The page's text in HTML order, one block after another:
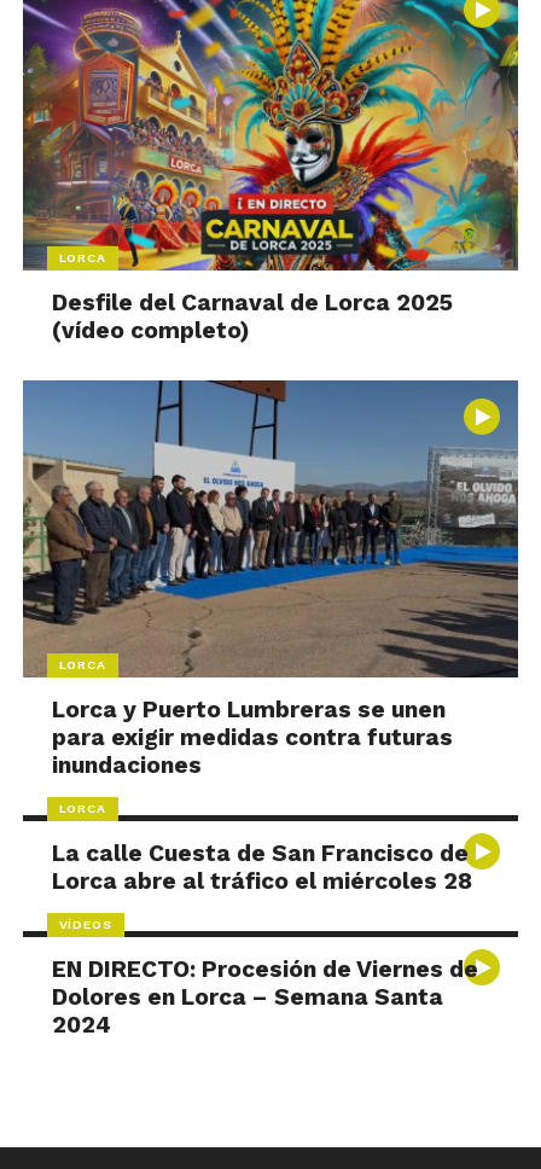
LORCA
Desfile del Carnaval de Lorca 2025
(vídeo completo)
LORCA
Lorca y Puerto Lumbreras se unen
para exigir medidas contra futuras
inundaciones
LORCA
La calle Cuesta de San Francisco de
Lorca abre al tráfico el miércoles 28
VÍDEOS
EN DIRECTO: Procesión de Viernes de
Dolores en Lorca – Semana Santa
2024